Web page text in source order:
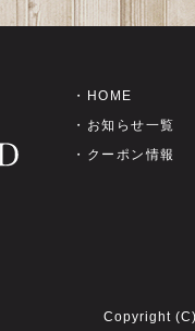
・HOME
・お知らせ一覧
・クーポン情報
Copyright